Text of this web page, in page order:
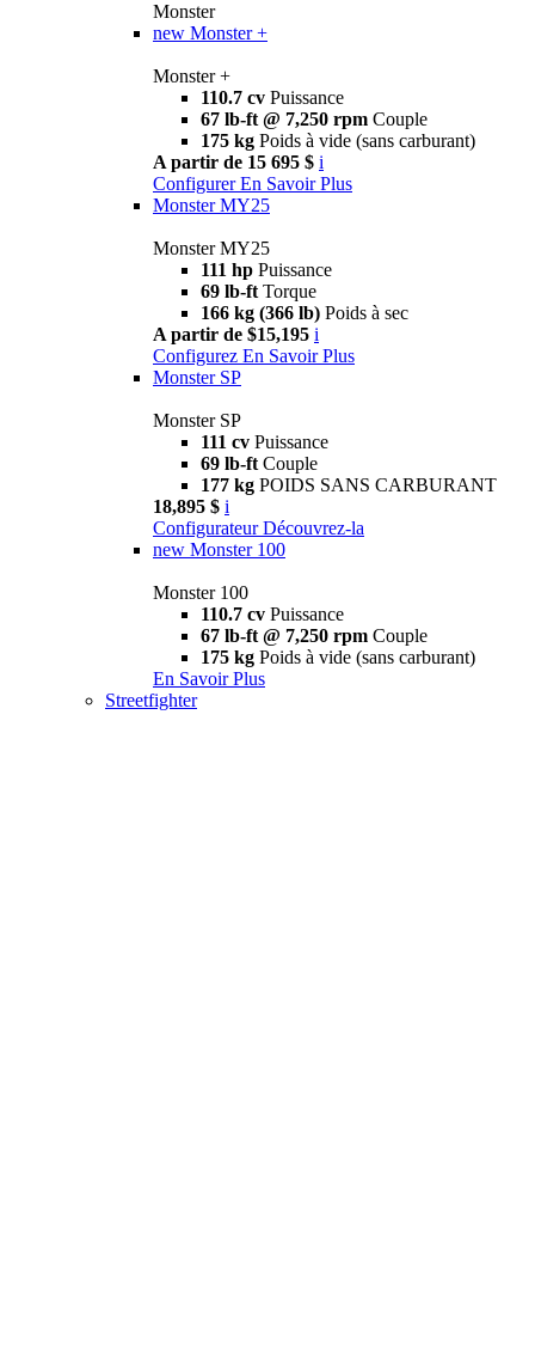
Monster
new Monster +
Monster +
110.7 cv Puissance
67 lb-ft @ 7,250 rpm Couple
175 kg Poids à vide (sans carburant)
A partir de 15 695 $ i
Configurer En Savoir Plus
Monster MY25
Monster MY25
111 hp Puissance
69 lb-ft Torque
166 kg (366 lb) Poids à sec
A partir de $15,195 i
Configurez En Savoir Plus
Monster SP
Monster SP
111 cv Puissance
69 lb-ft Couple
177 kg POIDS SANS CARBURANT
18,895 $ i
Configurateur Découvrez-la
new Monster 100
Monster 100
110.7 cv Puissance
67 lb-ft @ 7,250 rpm Couple
175 kg Poids à vide (sans carburant)
En Savoir Plus
Streetfighter